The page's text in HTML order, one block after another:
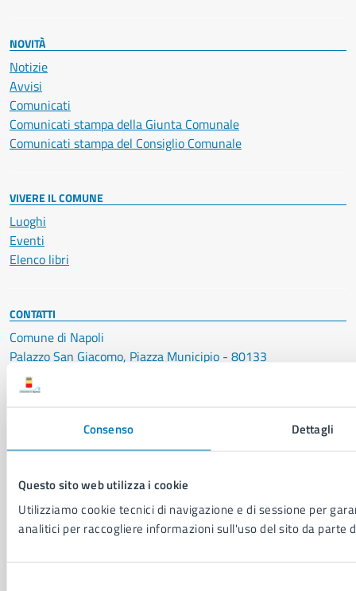
Consenso Dettagli
Questo sito web utilizza i cookie
Utilizziamo cookie tecnici di navigazione e di sessione per
analitici per raccogliere informazioni sull'uso del sito da parte
NOVITÀ
Notizie
Avvisi
Comunicati
Comunicati stampa della Giunta Comunale
Comunicati stampa del Consiglio Comunale
VIVERE IL COMUNE
Luoghi
Eventi
Elenco libri
CONTATTI
Comune di Napoli
Palazzo San Giacomo, Piazza Municipio - 80133
P. IVA: 01207650639
LEI: 8156007FF4DEB97ABA09
PEC:urp@pec.comune.napoli.it
Centralino unico:0817951111
Leggi le FAQ